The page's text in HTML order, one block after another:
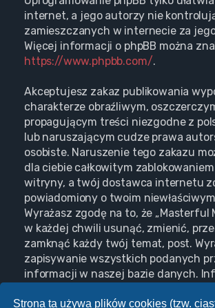
Strona ta używa plików cookies (tzw.
internet, a jego autorzy nie
zamieszczanych w internecie za
Więcej informacji o phpBB można
https://www.phpbb.com/.
Akceptujesz zakaz publikowania
charakterze obraźliwym,
propagującym treści niezgodne z
lub naruszającym cudze prawa
osobiste. Naruszenie tego zakazu
dla ciebie całkowitym
witryny, a twój dostawca internetu
powiadomiony o twoim
Wyrażasz zgodę na to, że „Masterful
w każdej chwili usunąć, zmienić,
zamknąć każdy twój temat, post.
zapisywanie wszystkich podanych
informacji w naszej bazie danych.
będą przekazywane nikomu bez
„Masterful Magazine”, ani phpBB nie